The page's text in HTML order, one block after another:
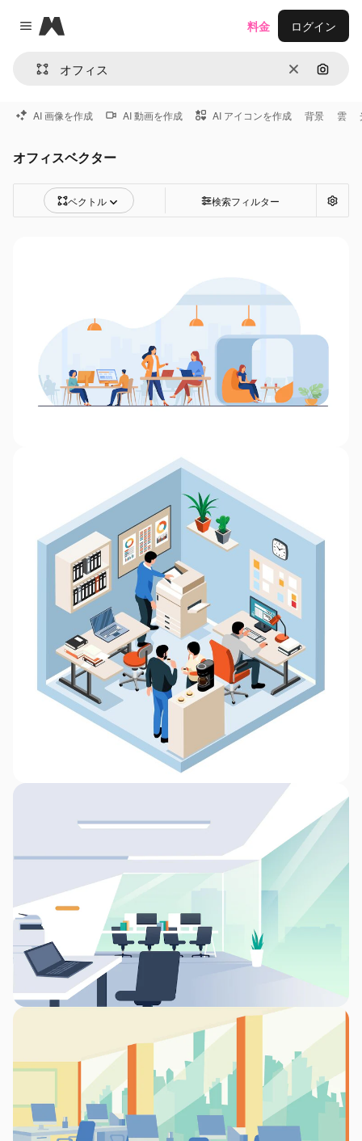
Close menu
Magnific
消去 画像で
料金 ログイン
AI 画像を作成 AI 動画を作成 AI アイコンを作成 背景 雲
オフィスベクター
ベクトル 検索フィルター